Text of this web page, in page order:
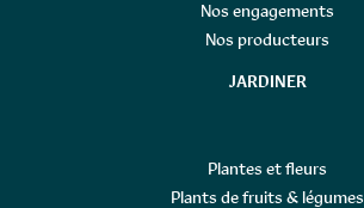
Nos engagements
Nos producteurs
JARDINER
Plantes et fleurs
Plants de fruits & légumes